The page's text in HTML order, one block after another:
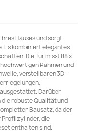
Hauses und sorgt
Es kombiniert elegantes
Die Tür misst 88 x
Rahmen und
verstellbaren 3D-
Darüber
robuste Qualität und
Bausatz, da der
Profilzylinder, die
enthalten sind.